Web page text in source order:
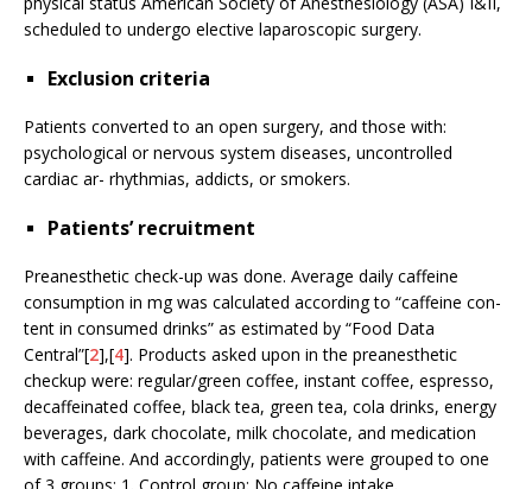
scheduled to undergo elective laparoscopic surgery.
Exclusion criteria
Patients converted to an open surgery, and those with:
psychological or nervous system diseases, uncontrolled
cardiac ar- rhythmias, addicts, or smokers.
Patients’ recruitment
Preanesthetic check-up was done. Average daily caffeine
consumption in mg was calculated according to “caffeine con-
tent in consumed drinks” as estimated by “Food Data
Central”[2],[4]. Products asked upon in the preanesthetic
checkup were: regular/green coffee, instant coffee, espresso,
decaffeinated coffee, black tea, green tea, cola drinks, energy
beverages, dark chocolate, milk chocolate, and medication
with caffeine. And accordingly, patients were grouped to one